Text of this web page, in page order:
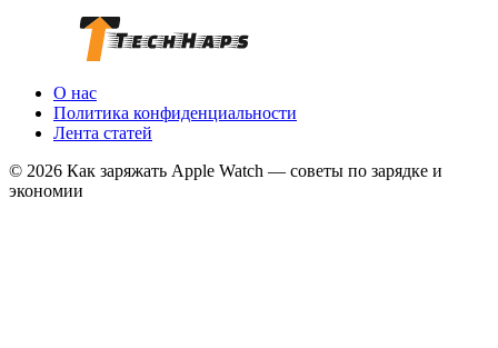
О нас
Политика конфиденциальности
Лента статей
© 2026 Как заряжать Apple Watch — советы по зарядке и
экономии